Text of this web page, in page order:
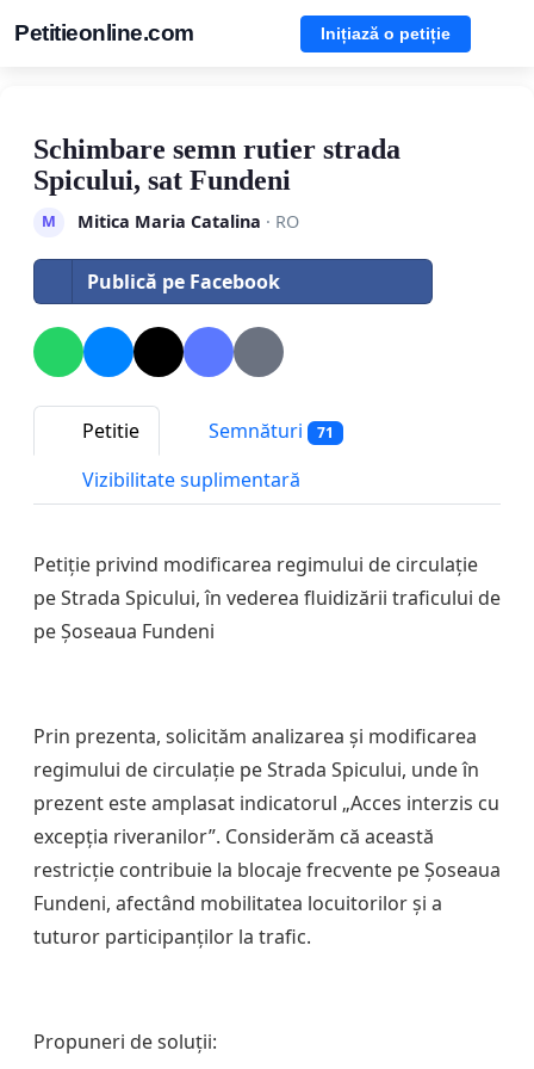
Petitieonline.com Inițiază o petiție
Schimbare semn rutier strada
Spicului, sat Fundeni
M Mitica Maria Catalina · RO
Publică pe Facebook
Petitie Semnături 71
Vizibilitate suplimentară
Petiție privind modificarea regimului de circulație
pe Strada Spicului, în vederea fluidizării traficului de
pe Șoseaua Fundeni
Prin prezenta, solicităm analizarea și modificarea
regimului de circulație pe Strada Spicului, unde în
prezent este amplasat indicatorul „Acces interzis cu
excepția riveranilor”. Considerăm că această
restricție contribuie la blocaje frecvente pe Șoseaua
Fundeni, afectând mobilitatea locuitorilor și a
tuturor participanților la trafic.
Propuneri de soluții: